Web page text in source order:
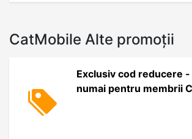
CatMobile Alte promoții
Exclusiv cod reducere
numai pentru membrii